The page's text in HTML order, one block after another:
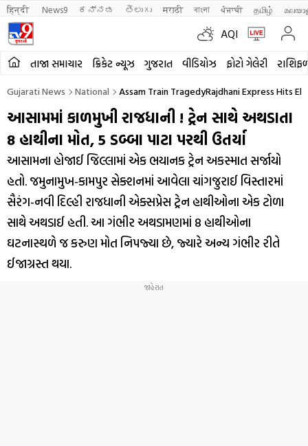
हिन्दी News9 ಕನ್ನಡ తెలుగు मराठी বাংলা ਪੰਜਾਬੀ தமிழ்
AQI
તાજા સમાચાર ક્રિકેટ ન્યૂઝ ગુજરાત વીડિયોઝ ફોટો ગેલેરી
Gujarati News National Assam Train TragedyRajdhani Express Hits
આસામમાં કાળમુખી રાજધાની ! ટ્રેન સાથે અથડાતા
8 હાથીના મોત, 5 ડબ્બા પાટા પરથી ઉતર્યા
આસામના હોજાઈ જિલ્લામાં એક ભયાનક ટ્રેન અકસ્માત સર્જાયો
હતો. જમુનામુખ-કામપુર સેક્શનમાં આવેલા ચાંગજુરાઈ વિસ્તારમાં
સૈરંગ-નવી દિલ્હી રાજધાની એક્સપ્રેસ ટ્રેન હાથીઓના એક ટોળા
સાથે અથડાઈ હતી. આ ગંભીર અથડામણમાં 8 હાથીઓના
ઘટનાસ્થળે જ કરુણ મોત નિપજ્યા છે, જ્યારે અન્ય ગંભીર રીતે
ઈજાગ્રસ્ત થયા.